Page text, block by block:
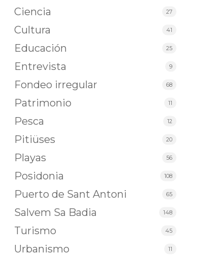
Ciencia 27
Cultura 41
Educación 25
Entrevista 9
Fondeo irregular 68
Patrimonio 11
Pesca 12
Pitiüses 20
Playas 56
Posidonia 108
Puerto de Sant Antoni 65
Salvem Sa Badia 148
Turismo 45
Urbanismo 11